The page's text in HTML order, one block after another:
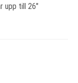
upp till 26"